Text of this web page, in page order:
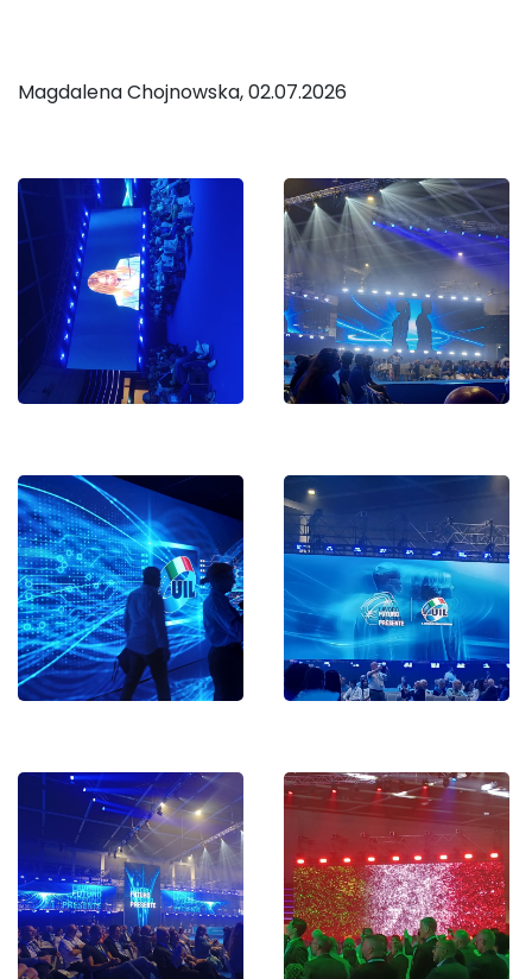
Magdalena Chojnowska, 02.07.2026